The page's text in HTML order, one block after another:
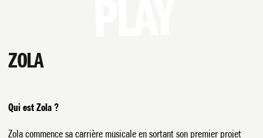
ZOLA
Qui est Zola ?
Zola commence sa carrière musicale en sortant son premier projet